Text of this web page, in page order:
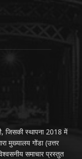
जिसकी स्थापना 2018 में
मुख्यालय गोंडा (उत्तर
समाचार प्रस्तुत